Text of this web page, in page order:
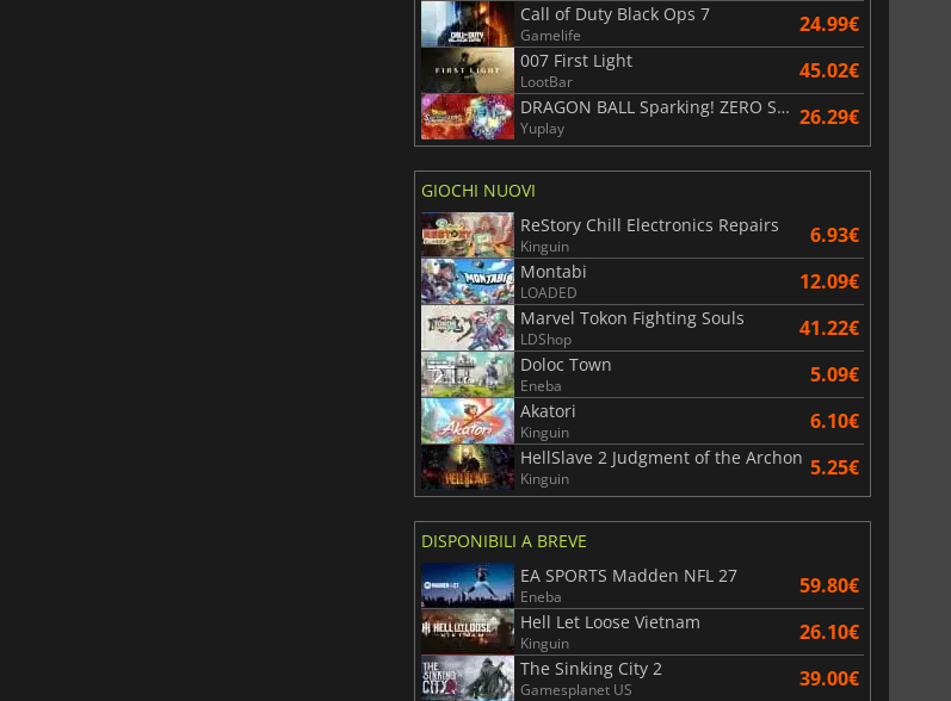
Call of Duty Black Ops 7
Gamelife 24.99€
007 First Light
LootBar 45.02€
DRAGON BALL Sparking! ZERO Super Limit Breaking NEO
Yuplay 26.29€
GIOCHI NUOVI
ReStory Chill Electronics Repairs
Kinguin 6.93€
Montabi
LOADED 12.09€
Marvel Tokon Fighting Souls
LDShop 41.22€
Doloc Town
Eneba 5.09€
Akatori
Kinguin 6.10€
HellSlave 2 Judgment of the Archon
Kinguin 5.25€
DISPONIBILI A BREVE
EA SPORTS Madden NFL 27
Eneba 59.80€
Hell Let Loose Vietnam
Kinguin 26.10€
The Sinking City 2
Gamesplanet US 39.00€